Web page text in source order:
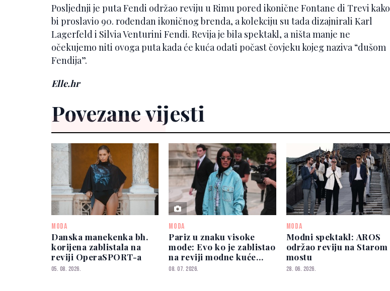
Posljednji je puta Fendi održao reviju u Rimu pored ikonične Fontane di Trevi kako
bi proslavio 90. rođendan ikoničnog brenda, a kolekciju su tada dizajnirali Karl
Lagerfeld i Silvia Venturini Fendi. Revija je bila spektakl, a ništa manje ne
očekujemo niti ovoga puta kada će kuća odati počast čovjeku kojeg naziva “dušom
Fendija”.
Elle.hr
Povezane vijesti
MODA
Danska manekenka bh.
korijena zablistala na
reviji OperaSPORT-a
05. 08. 2026.
MODA
Pariz u znaku visoke
mode: Evo ko je zablistao
na reviji modne kuće
Dior
08. 07. 2026.
MODA
Modni spektakl: AROS
održao reviju na Starom
mostu
28. 06. 2026.